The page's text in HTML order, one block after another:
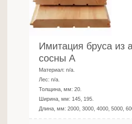
Имитация бруса из
сосны A
Материал: n/a
Лес: n/a
Толщина, мм: 20
Ширина, мм: 145, 195
Длина, мм: 2000, 3000, 4000, 5000,